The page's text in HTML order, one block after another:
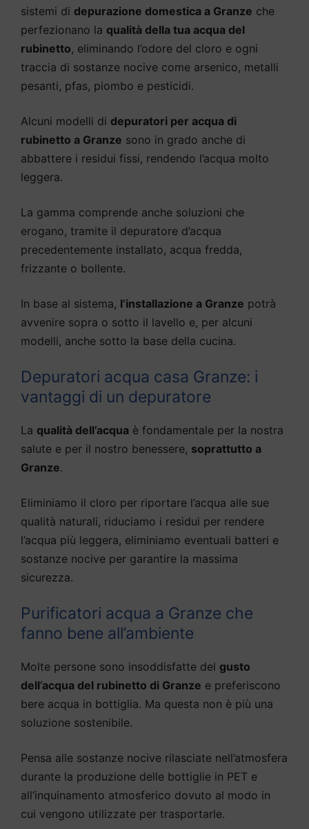
sistemi di depurazione domestica a Granze che
perfezionano la qualità della tua acqua del
rubinetto, eliminando l’odore del cloro e ogni
traccia di sostanze nocive come arsenico, metalli
pesanti, pfas, piombo e pesticidi.
Alcuni modelli di depuratori per acqua di
rubinetto a Granze sono in grado anche di
abbattere i residui fissi, rendendo l’acqua molto
leggera.
La gamma comprende anche soluzioni che
erogano, tramite il depuratore d’acqua
precedentemente installato, acqua fredda,
frizzante o bollente.
In base al sistema, l’installazione a Granze potrà
avvenire sopra o sotto il lavello e, per alcuni
modelli, anche sotto la base della cucina.
Depuratori acqua casa Granze: i
vantaggi di un depuratore
La qualità dell’acqua è fondamentale per la nostra
salute e per il nostro benessere, soprattutto a
Granze.
Eliminiamo il cloro per riportare l’acqua alle sue
qualità naturali, riduciamo i residui per rendere
l’acqua più leggera, eliminiamo eventuali batteri e
sostanze nocive per garantire la massima
sicurezza.
Purificatori acqua a Granze che
fanno bene all’ambiente
Molte persone sono insoddisfatte del gusto
dell’acqua del rubinetto di Granze e preferiscono
bere acqua in bottiglia. Ma questa non è più una
soluzione sostenibile.
Pensa alle sostanze nocive rilasciate nell’atmosfera
durante la produzione delle bottiglie in PET e
all’inquinamento atmosferico dovuto al modo in
cui vengono utilizzate per trasportarle.